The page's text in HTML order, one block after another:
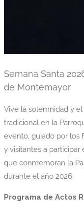
Semana Santa
de Montemayor
Vive la solemnidad y
tradicional en la
evento, guiado por los
y visitantes a
que conmemoran la
durante el año 2026.
Programa de Actos